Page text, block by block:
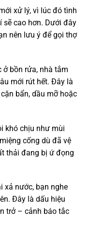
xử lý, vì lúc đó tình
sẽ cao hơn. Dưới đây
nên lưu ý để gọi thợ
ở bồn rửa, nhà tắm
mới rút hết. Đây là
bẩn, dầu mỡ hoặc
khó chịu như mùi
cống dù đã vệ
thải đang bị ứ đọng
xả nước, bạn nghe
Đây là dấu hiệu
trở – cảnh báo tắc